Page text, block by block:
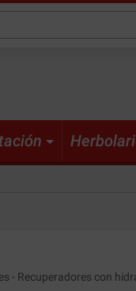
- Recuperadores con